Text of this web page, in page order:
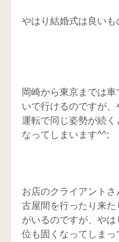
やはり結婚式は良い
岡崎から東京までは車
いで行けるのですが、
運転で同じ姿勢が続く
なってしまいます^^;
お店のクライアントさ
古屋間を行ったり来た
がいるのですが、やは
位も固くなってしまっ